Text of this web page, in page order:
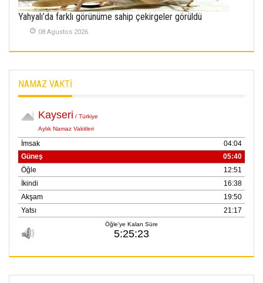
Yahyalı’da farklı görünüme sahip çekirgeler görüldü
08 Agustos 2026
NAMAZ VAKTİ